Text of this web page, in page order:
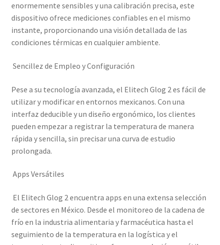
enormemente sensibles y una calibración precisa, este
dispositivo ofrece mediciones confiables en el mismo
instante, proporcionando una visión detallada de las
condiciones térmicas en cualquier ambiente.
Sencillez de Empleo y Configuración
Pese a su tecnología avanzada, el Elitech Glog 2 es fácil de
utilizar y modificar en entornos mexicanos. Con una
interfaz deducible y un diseño ergonómico, los clientes
pueden empezar a registrar la temperatura de manera
rápida y sencilla, sin precisar una curva de estudio
prolongada.
Apps Versátiles
El Elitech Glog 2 encuentra apps en una extensa selección
de sectores en México. Desde el monitoreo de la cadena de
frío en la industria alimentaria y farmacéutica hasta el
seguimiento de la temperatura en la logística y el